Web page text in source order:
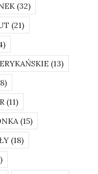
(32)
(21)
(13)
(11)
(15)
(18)